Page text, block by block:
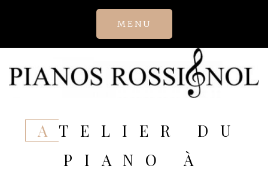
content
MENU
ATELIER DU
PIANO À